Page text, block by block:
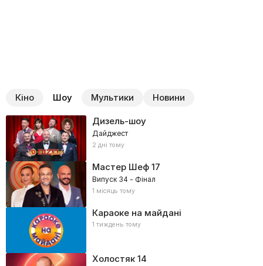
Кіно Шоу Мультики Новини
Дизель-шоу
Дайджест
2 дні тому
Мастер Шеф17
Випуск 34 - Фінал
1 місяць тому
Караоке на майдані
1 тиждень тому
Холостяк14